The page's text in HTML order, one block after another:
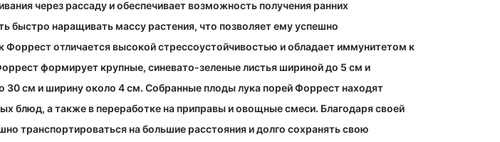
через рассаду и обеспечивает возможность получения ранних
быстро наращивать массу растения, что позволяет ему успешно
отличается высокой стрессоустойчивостью и обладает иммунитетом к
формирует крупные, синевато-зеленые листья шириной до 5 см и
30 см и ширину около 4 см. Собранные плоды лука порей Форрест находят
блюд, а также в переработке на приправы и овощные смеси. Благодаря своей
транспортироваться на большие расстояния и долго сохранять свою